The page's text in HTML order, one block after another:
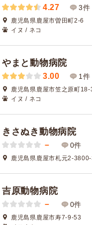
4.27 3件
鹿児島県鹿屋市曽田町2-6
イヌ / ネコ
やまと動物病院
3.00 1件
鹿児島県鹿屋市笠之原町
イヌ / ネコ
きさぬき動物病院
－ 0件
鹿児島県鹿屋市札元2-
吉原動物病院
－ 0件
鹿児島県鹿屋市寿7-9-53